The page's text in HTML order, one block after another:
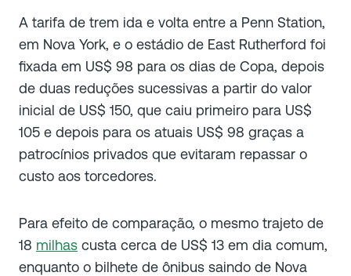
A tarifa de trem ida e volta entre a Penn Station,
em Nova York, e o estádio de East Rutherford foi
fixada em US$ 98 para os dias de Copa, depois
de duas reduções sucessivas a partir do valor
inicial de US$ 150, que caiu primeiro para US$
105 e depois para os atuais US$ 98 graças a
patrocínios privados que evitaram repassar o
custo aos torcedores.
Para efeito de comparação, o mesmo trajeto de
18 milhas custa cerca de US$ 13 em dia comum,
enquanto o bilhete de ônibus saindo de Nova